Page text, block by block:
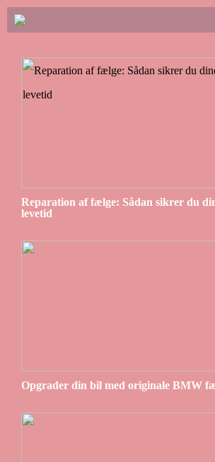
Reparation af fælge: Sådan sikrer du
levetid
Opgrader din bil med originale BMW